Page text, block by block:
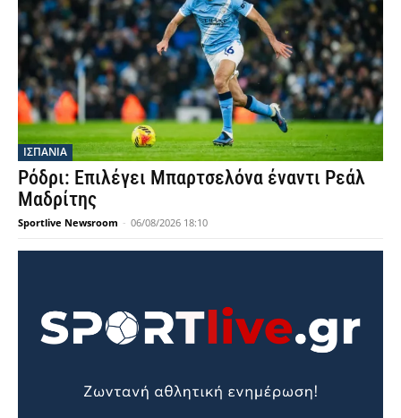
ΙΣΠΑΝΙΑ
Ρόδρι: Επιλέγει Μπαρτσελόνα έναντι Ρεάλ
Μαδρίτης
Sportlive Newsroom - 06/08/2026 18:10